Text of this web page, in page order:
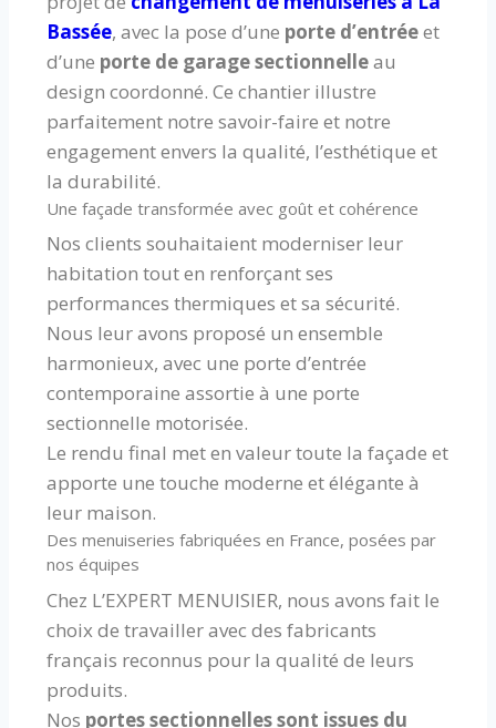
Bassée, avec la pose d’une porte d’entréeet
d’une porte de garage sectionnelleau
design coordonné. Ce chantier illustre
parfaitement notre savoir-faire et notre
engagement envers la qualité, l’esthétique et
la durabilité.
Une façade transformée avec goût et cohérence
Nos clients souhaitaient moderniser leur
habitation tout en renforçant ses
performances thermiques et sa sécurité.
Nous leur avons proposé un ensemble
harmonieux, avec une porte d’entrée
contemporaine assortie à une porte
sectionnelle motorisée.
Le rendu final met en valeur toute la façade et
apporte une touche moderne et élégante à
leur maison.
Des menuiseries fabriquées en France, posées par
nos équipes
Chez L’EXPERT MENUISIER, nous avons fait le
choix de travailler avec des fabricants
français reconnus pour la qualité de leurs
produits.
Nos portes sectionnelles sont issues du